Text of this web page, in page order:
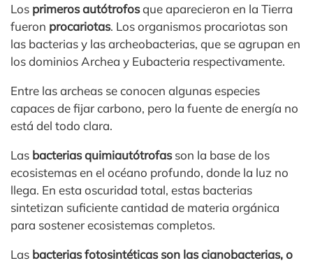
Los primeros autótrofosque aparecieron en la Tierra
fueron procariotas. Los organismos procariotas son
las bacterias y las archeobacterias, que se agrupan en
los dominios Archea y Eubacteria respectivamente.
Entre las archeas se conocen algunas especies
capaces de fijar carbono, pero la fuente de energía no
está del todo clara.
Las bacterias quimiautótrofasson la base de los
ecosistemas en el océano profundo, donde la luz no
llega. En esta oscuridad total, estas bacterias
sintetizan suficiente cantidad de materia orgánica
para sostener ecosistemas completos.
Las bacterias fotosintéticas son las cianobacterias, o